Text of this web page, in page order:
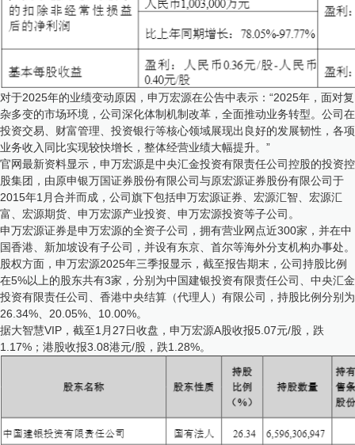
对于2025年的业绩变动原因，申万宏源在公告中表示：“2025年，面对复
杂多变的市场环境，公司深化体制机制改革，全面推动业务转型。公司在
投资交易、财富管理、投资银行等核心领域展现出良好的发展韧性，各项
业务收入同比实现较快增长，整体经营业绩大幅提升。”
官网最新资料显示，申万宏源是中央汇金投资有限责任公司控股的投资控
股集团，由原申银万国证券股份有限公司与原宏源证券股份有限公司于
2015年1月合并而成，公司旗下包括申万宏源证券、宏源汇智、宏源汇
富、宏源期货、申万宏源产业投资、申万宏源投资等子公司。
申万宏源证券是申万宏源的全资子公司，拥有营业网点近300家，并在中
国香港、新加坡设有子公司，并设有东京、首尔等海外分支机构办事处。​
股权方面，申万宏源2025年三季报显示，截至报告期末，公司持股比例
在5%以上的股东共有3家，分别为中国建银投资有限责任公司、中央汇金
投资有限责任公司、香港中央结算（代理人）有限公司，持股比例分别为
26.34%、20.05%、10.00%。
据大智慧VIP，截至1月27日收盘，申万宏源A股收报5.07元/股，跌
1.17%；港股收报3.08港元/股，跌1.28%。